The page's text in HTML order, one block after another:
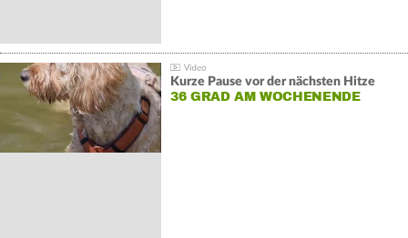
Kurze Pause vor der nächsten Hitze
36 GRAD AM WOCHENENDE